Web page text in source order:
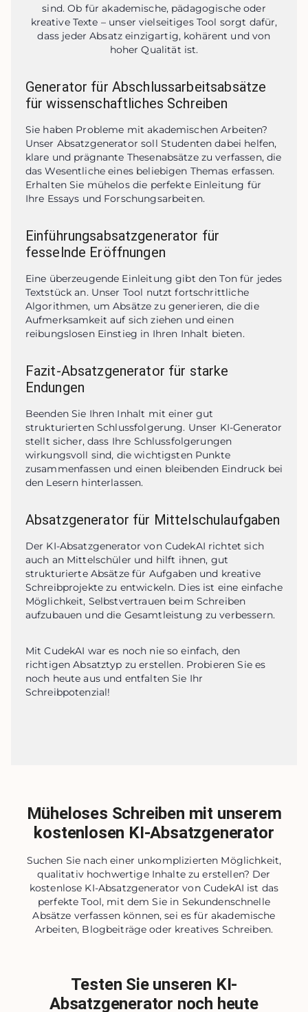
sind. Ob für akademische, pädagogische oder
kreative Texte – unser vielseitiges Tool sorgt dafür,
dass jeder Absatz einzigartig, kohärent und von
hoher Qualität ist.
Generator für Abschlussarbeitsabsätze
für wissenschaftliches Schreiben
Sie haben Probleme mit akademischen Arbeiten?
Unser Absatzgenerator soll Studenten dabei helfen,
klare und prägnante Thesenabsätze zu verfassen, die
das Wesentliche eines beliebigen Themas erfassen.
Erhalten Sie mühelos die perfekte Einleitung für
Ihre Essays und Forschungsarbeiten.
Einführungsabsatzgenerator für
fesselnde Eröffnungen
Eine überzeugende Einleitung gibt den Ton für jedes
Textstück an. Unser Tool nutzt fortschrittliche
Algorithmen, um Absätze zu generieren, die die
Aufmerksamkeit auf sich ziehen und einen
reibungslosen Einstieg in Ihren Inhalt bieten.
Fazit-Absatzgenerator für starke
Endungen
Beenden Sie Ihren Inhalt mit einer gut
strukturierten Schlussfolgerung. Unser KI-Generator
stellt sicher, dass Ihre Schlussfolgerungen
wirkungsvoll sind, die wichtigsten Punkte
zusammenfassen und einen bleibenden Eindruck bei
den Lesern hinterlassen.
Absatzgenerator für Mittelschulaufgaben
Der KI-Absatzgenerator von CudekAI richtet sich
auch an Mittelschüler und hilft ihnen, gut
strukturierte Absätze für Aufgaben und kreative
Schreibprojekte zu entwickeln. Dies ist eine einfache
Möglichkeit, Selbstvertrauen beim Schreiben
aufzubauen und die Gesamtleistung zu verbessern.
Mit CudekAI war es noch nie so einfach, den
richtigen Absatztyp zu erstellen. Probieren Sie es
noch heute aus und entfalten Sie Ihr
Schreibpotenzial!
Müheloses Schreiben mit unserem
kostenlosen KI-Absatzgenerator
Suchen Sie nach einer unkomplizierten Möglichkeit,
qualitativ hochwertige Inhalte zu erstellen? Der
kostenlose KI-Absatzgenerator von CudekAI ist das
perfekte Tool, mit dem Sie in Sekundenschnelle
Absätze verfassen können, sei es für akademische
Arbeiten, Blogbeiträge oder kreatives Schreiben.
Testen Sie unseren KI-
Absatzgenerator noch heute